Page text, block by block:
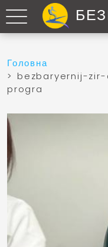
Головна
> bezbaryernij-
progra